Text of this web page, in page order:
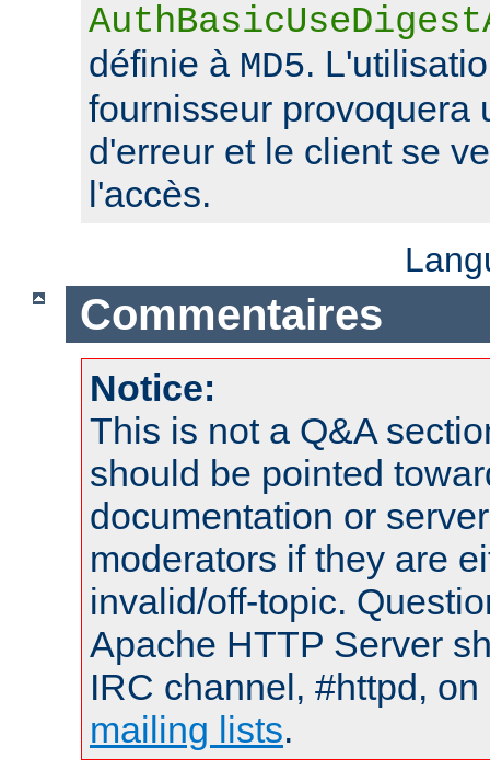
définie à MD5.
fournisseur provoquera
d'erreur et le client se
l'accès.
Commentaires
Notice:
This is not a Q&A
should be pointed
documentation or
moderators if they are
invalid/off-topic.
Apache HTTP Server
IRC channel, #httpd,
mailing lists.